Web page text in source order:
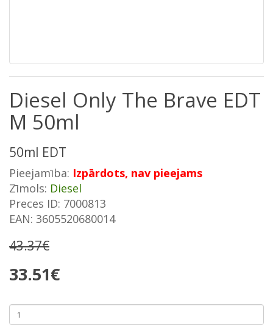
Diesel Only The Brave EDT
M 50ml
50ml EDT
Pieejamība: Izpārdots, nav pieejams
Zīmols: Diesel
Preces ID: 7000813
EAN: 3605520680014
43.37€
33.51€